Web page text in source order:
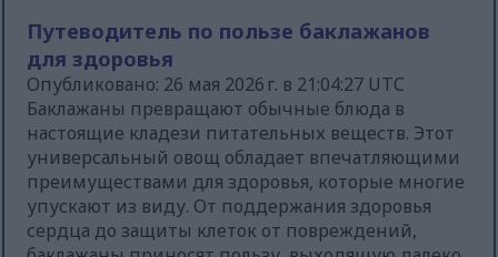
Путеводитель по пользе баклажанов
для здоровья
Опубликовано: 26 мая 2026 г. в 21:04:27 UTC
Баклажаны превращают обычные блюда в
настоящие кладези питательных веществ. Этот
универсальный овощ обладает впечатляющими
преимуществами для здоровья, которые многие
упускают из виду. От поддержания здоровья
сердца до защиты клеток от повреждений,